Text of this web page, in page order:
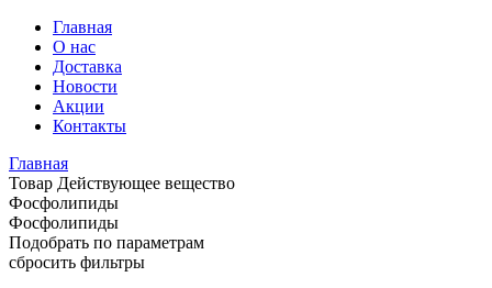
Главная
О нас
Доставка
Новости
Акции
Контакты
Главная
Товар Действующее вещество
Фосфолипиды
Фосфолипиды
Подобрать по параметрам
сбросить фильтры